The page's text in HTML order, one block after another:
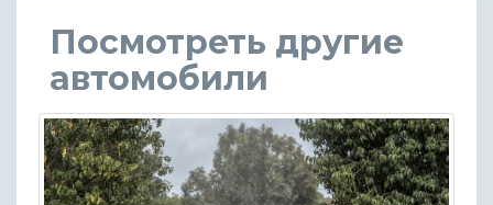
Посмотреть другие
автомобили